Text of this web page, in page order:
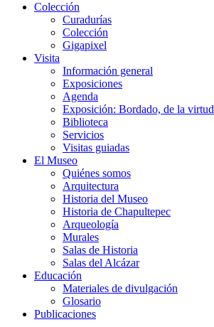
Colección
Curadurías
Colección
Gigapixel
Visita
Información general
Exposiciones
Agenda
Exposición: Bordado, de la virtud
Biblioteca
Servicios
Visitas guiadas
El Museo
Quiénes somos
Arquitectura
Historia del Museo
Historia de Chapultepec
Arqueología
Murales
Salas de Historia
Salas del Alcázar
Educación
Materiales de divulgación
Glosario
Publicaciones